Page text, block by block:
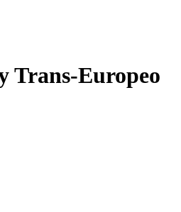
Trans-Europeo